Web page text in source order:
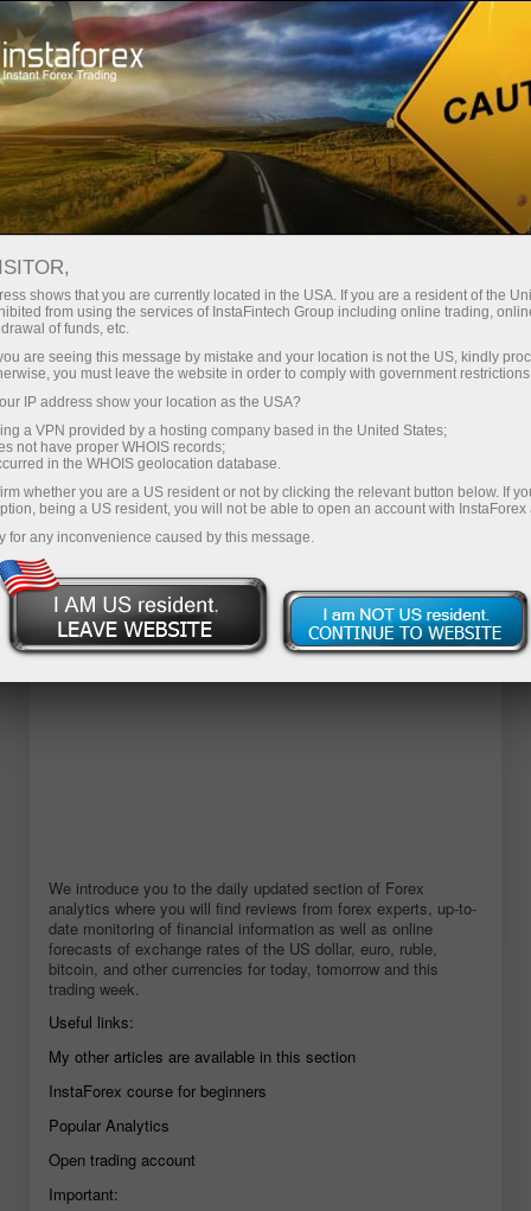
For Traders Analytical Reviews Technical analysis
09.04.2026: ফরেক্স বিশ্লেষণ এবং পর্যালোচনা:
Forex forecast 09/04/2026: EUR/USD,
USD/JPY, GBP/USD, USDX, SP500,
Gold, Oil and Bitcoin
ট্রেডিং অ্যাকাউন্ট খুলুন
ডেমো অ্যাকাউন্ট খুলুন
We introduce you to the daily updated section of Forex
analytics where you will find reviews from forex experts, up-to-
date monitoring of financial information as well as online
forecasts of exchange rates of the US dollar, euro, ruble,
bitcoin, and other currencies for today, tomorrow and this
trading week.
Useful links:
My other articles are available in this section
InstaForex course for beginners
Popular Analytics
Open trading account
Important:
shows that you are currently located in the USA. If you are a resident of the
from using the services of InstaFintech Group including online trading,
of funds, etc.
are seeing this message by mistake and your location is not the US, kindly
you must leave the website in order to comply with government
IP address show your location as the USA?
a VPN provided by a hosting company based in the United States;
not have proper WHOIS records;
in the WHOIS geolocation database.
whether you are a US resident or not by clicking the relevant button below. If
being a US resident, you will not be able to open an account with InstaForex
for any inconvenience caused by this message.